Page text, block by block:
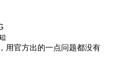
用官方出的一点问题都没有